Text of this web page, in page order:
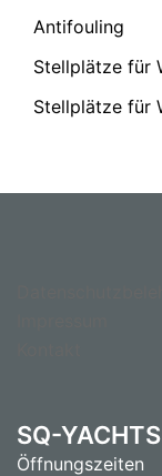
Antifouling
Stellplätze für
Stellplätze für
SQ-
Öffnungszeiten